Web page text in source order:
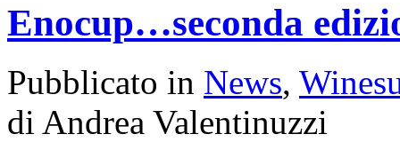
Enocup…seconda
Pubblicato in News,
di Andrea Valentinuzzi